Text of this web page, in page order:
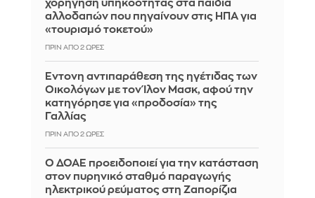
χορήγηση υπηκοότητας στα παιδιά
αλλοδαπών που πηγαίνουν στις ΗΠΑ για
«τουρισμό τοκετού»
ΠΡΙΝ ΑΠΌ 2 ΏΡΕΣ
Έντονη αντιπαράθεση της ηγέτιδας των
Οικολόγων με τον Ίλον Μασκ, αφού την
κατηγόρησε για «προδοσία» της
Γαλλίας
ΠΡΙΝ ΑΠΌ 2 ΏΡΕΣ
Ο ΔΟΑΕ προειδοποιεί για την κατάσταση
στον πυρηνικό σταθμό παραγωγής
ηλεκτρικού ρεύματος στη Ζαπορίζια